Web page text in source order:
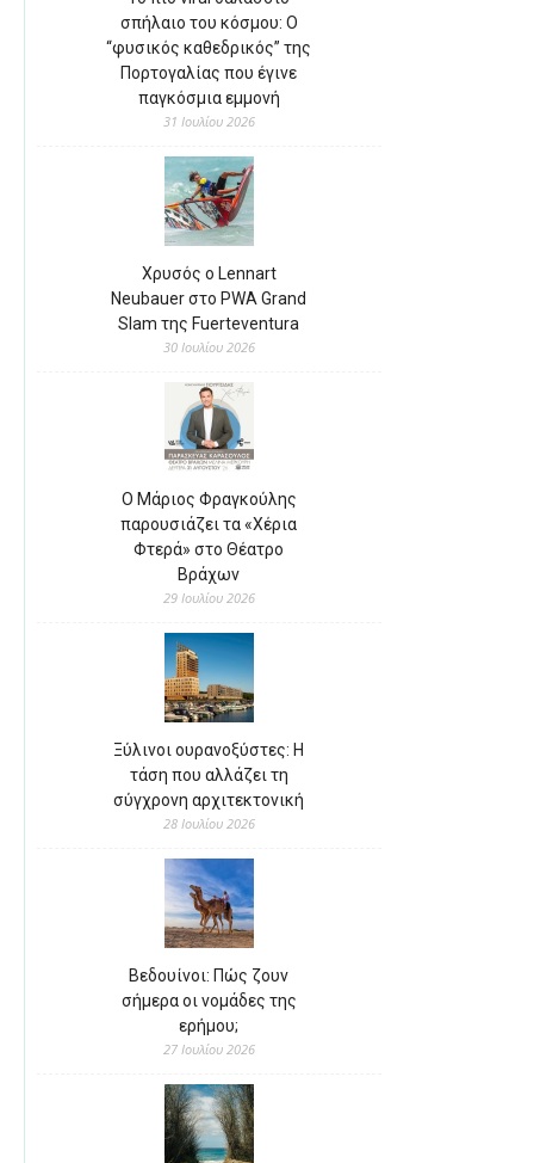
σπήλαιο του κόσμου: Ο
“φυσικός καθεδρικός” της
Πορτογαλίας που έγινε
παγκόσμια εμμονή
31 Ιουλίου 2026
Χρυσός ο Lennart
Neubauer στο PWA Grand
Slam της Fuerteventura
30 Ιουλίου 2026
Ο Μάριος Φραγκούλης
παρουσιάζει τα «Χέρια
Φτερά» στο Θέατρο
Βράχων
29 Ιουλίου 2026
Ξύλινοι ουρανοξύστες: Η
τάση που αλλάζει τη
σύγχρονη αρχιτεκτονική
28 Ιουλίου 2026
Βεδουίνοι: Πώς ζουν
σήμερα οι νομάδες της
ερήμου;
27 Ιουλίου 2026